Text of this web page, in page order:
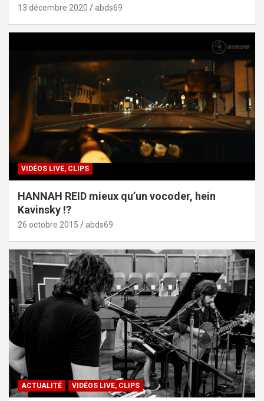
13 décembre 2020 abds69
VIDÉOS LIVE, CLIPS
HANNAH REID mieux qu’un vocoder, hein
Kavinsky !?
26 octobre 2015 abds69
ACTUALITÉ VIDÉOS LIVE, CLIPS